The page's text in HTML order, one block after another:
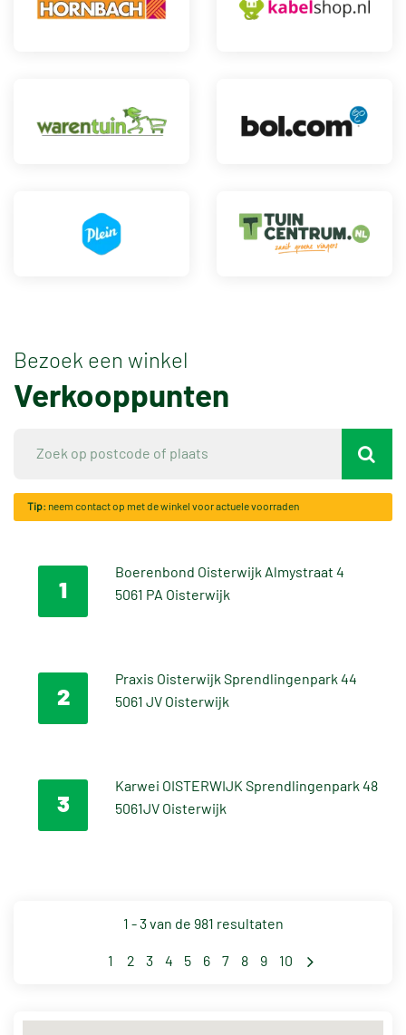
Bezoek een winkel
Verkooppunten
Tip: neem contact op met de winkel voor actuele voorraden
1
Boerenbond Oisterwijk Almystraat 4
5061 PA Oisterwijk
2
Praxis Oisterwijk Sprendlingenpark 44
5061 JV Oisterwijk
3
Karwei OISTERWIJK Sprendlingenpark 48
5061JV Oisterwijk
1 -3van de 981 resultaten
1 2 3 4 5 6 7 8 9 10